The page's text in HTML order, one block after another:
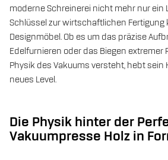
moderne Schreinerei nicht mehr nur ein
Schlüssel zur wirtschaftlichen Fertigung
Designmöbel. Ob es um das präzise
Edelfurnieren oder das Biegen extremer
Physik des Vakuums versteht, hebt sein
neues Level.
Die Physik hinter der
Vakuumpresse Holz in